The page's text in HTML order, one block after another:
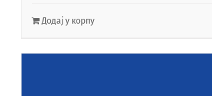
Додај у корпу